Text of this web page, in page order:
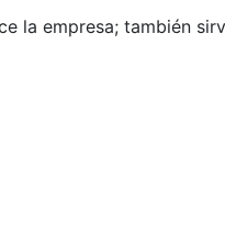
la empresa; también